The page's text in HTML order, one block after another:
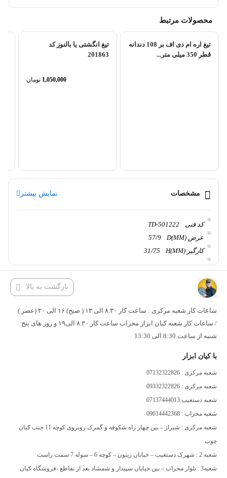
محصولات مرتبط
تیغ اره ام دی اف بر 108 دندانه
قطر 350 میلی متر...
تیغ انگشتی یا بالنوز کد
201863
1,050,000 تومان
مشخصات نمایش بیشتر
کد فنی
TD-501222
عرض D(MM)
57/9
کارگیر H(MM)
31/75
شفت D(MM)
12
بازگشت به بالا
ساعات کار شعبه مرکزی : ساعت کار ۸.۳۰ الی ۱۳ ( صبح) ۱۶ الی ۲۰ (عصر )
/ ساعات کار شعبه کیان ابزار محراب ساعت کار ۸.۳۰ الی۱۹ و روز های پنج
شنبه از ساعت 8:30 الی 13:30
با کیان ابزار
شعبه مرکزی : 07132322826
شعبه مرکزی : 09332322826
شعبه دستغیب:07137444013
شعبه محراب : 09014442368
شعبه مرکزی : شیراز – بین چهار راه شکوفه و گمرک روبروی کوچه 11 جنب کیان
چوب
شعبه 2 : شهرک دستغیب – خیابان زیتون – کوچه 6 – سوله 7 سمت راست
شعبه3 : بلوار محراب – بین خیابان سپیدار و شمشاد بعد از تقاطع -فروشگاه کیان